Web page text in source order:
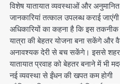
विशेष यातायात व्यवस्थाओं और
जानकारियां तत्काल उपलब्ध कराई
अधिकारियों का कहना है कि इस
यात्रा की बेहतर योजना बना सकेंगे और
अनावश्यक देरी से बच सकेंगे। इससे
यातायात प्रवाह को बेहतर बनाने में भी
नई व्यवस्था से ईंधन की खपत कम होगी